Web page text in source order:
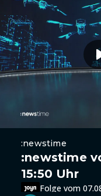
:newstime
:newstime
15:50 Uhr
Folge vom